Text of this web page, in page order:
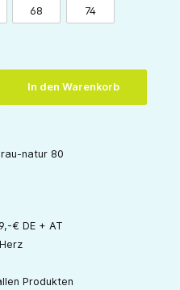
68 74
In den Warenkorb
natur 80
€ DE + AT
Produkten